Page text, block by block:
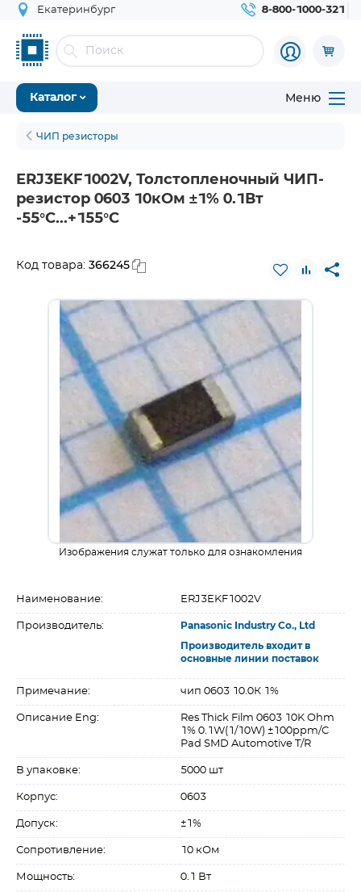
Екатеринбург 8-800-1000-321
Каталог Меню
ЧИП резисторы
ERJ3EKF1002V, Толстопленочный ЧИП-
резистор 0603 10кОм ±1% 0.1Вт
-55°С...+155°С
Код товара: 366245
Изображения служат только для ознакомления
Наименование: ERJ3EKF1002V
Производитель: Panasonic Industry Co., Ltd
Производитель входит в
основные линии поставок
Примечание: чип 0603 10.0К 1%
Описание Eng:
Res Thick Film 0603 10K Ohm
1% 0.1W(1/10W) ±100ppm/C
Pad SMD Automotive T/R
В упаковке: 5000 шт
Корпус: 0603
Допуск: ±1%
Сопротивление: 10 кОм
Мощность: 0.1 Вт